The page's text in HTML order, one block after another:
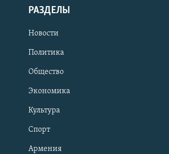
РАЗДЕЛЫ
Новости
Политика
Общество
Экономика
Культура
Спорт
Армения